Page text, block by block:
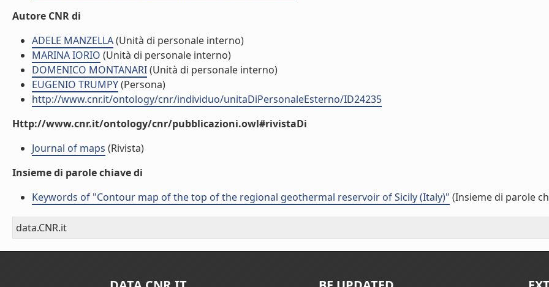
Autore CNR di
ADELE MANZELLA(Unità di personale interno)
MARINA IORIO (Unità di personale interno)
DOMENICO MONTANARI(Unità di personale interno)
EUGENIO TRUMPY(Persona)
http://www.cnr.it/ontology/cnr/individuo/unitaDiPersonaleEsterno/ID24235
Http://www.cnr.it/ontology/cnr/pubblicazioni.owl#rivistaDi
Journal of maps (Rivista)
Insieme di parole chiave di
Keywords of "Contour map of the top of the regional geothermal reservoir of Sicily (Italy)" (Insieme di parole
data.CNR.it